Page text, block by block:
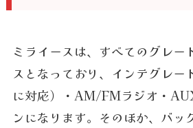
ミライースは、すべてのグレー
スとなっており、インテグレ
に対応）・AM/FMラジオ・
ンになります。そのほか、バッ